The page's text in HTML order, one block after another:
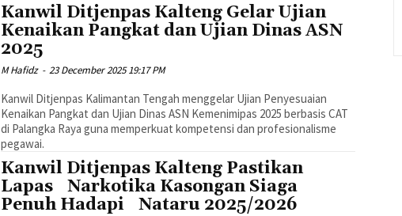
Kanwil Ditjenpas Kalteng Gelar Ujian
Kenaikan Pangkat dan Ujian Dinas ASN
2025
M Hafidz - 23 December 2025 19:17 PM
Kanwil Ditjenpas Kalimantan Tengah menggelar Ujian Penyesuaian
Kenaikan Pangkat dan Ujian Dinas ASN Kemenimipas 2025 berbasis CAT
di Palangka Raya guna memperkuat kompetensi dan profesionalisme
pegawai.
Kanwil Ditjenpas Kalteng Pastikan
Lapas Narkotika Kasongan Siaga
Penuh Hadapi Nataru 2025/2026